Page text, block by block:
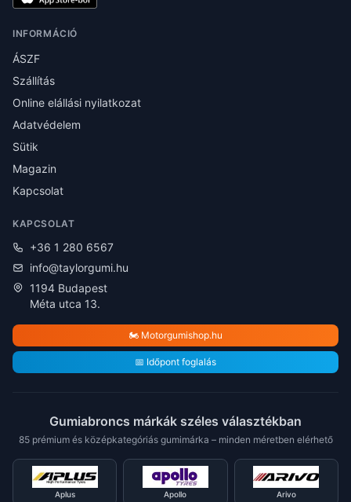
INFORMÁCIÓ
ÁSZF
Szállítás
Online elállási nyilatkozat
Adatvédelem
Sütik
Magazin
Kapcsolat
KAPCSOLAT
+36 1 280 6567
info@taylorgumi.hu
1194 Budapest
Méta utca 13.
🏍️ Motorgumishop.hu
📅 Időpont foglalás
Gumiabroncs márkák széles választékban
85 prémium és középkategóriás gumimárka – minden méretben elérhető
Aplus Apollo Arivo